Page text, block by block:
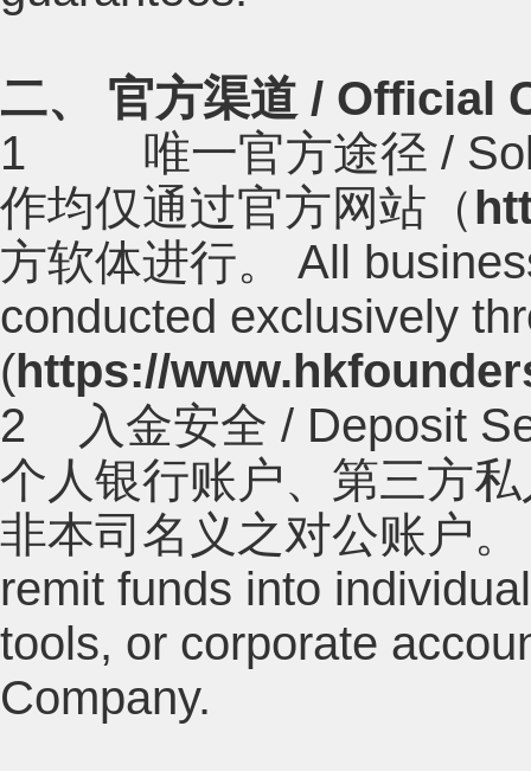
二、 官方渠道 / Official
1 唯一官方途径 / Sole
作均仅通过官方网站（
方软体进行。 All
conducted exclusively
(https://
2 入金安全 / Deposit
个人银行账户、第三方
非本司名义之对公账户
remit funds into
tools, or corporate
Company.